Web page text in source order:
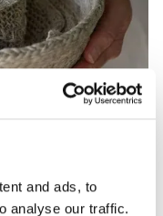
and ads, to
analyse our traffic.